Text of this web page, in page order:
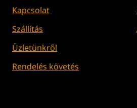
Kapcsolat
Szállítás
Üzletünkről
Rendelés követés